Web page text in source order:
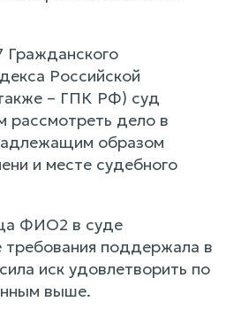
Гражданского
Российской
– ГПК РФ) суд
рассмотреть дело в
образом
и месте судебного
ФИО2 в суде
требования поддержала в
иск удовлетворить по
выше.